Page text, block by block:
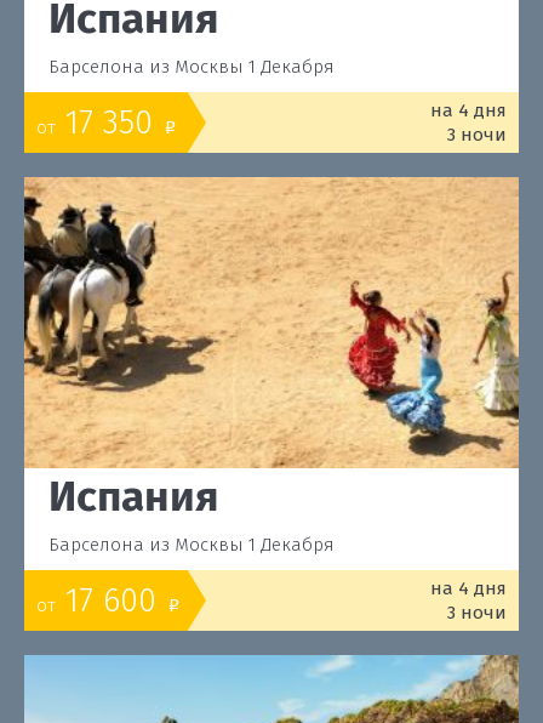
Испания
Барселона из Москвы 1 Декабря
от 17 350 o
на 4 дня
3 ночи
Испания
Барселона из Москвы 1 Декабря
от 17 600 o
на 4 дня
3 ночи